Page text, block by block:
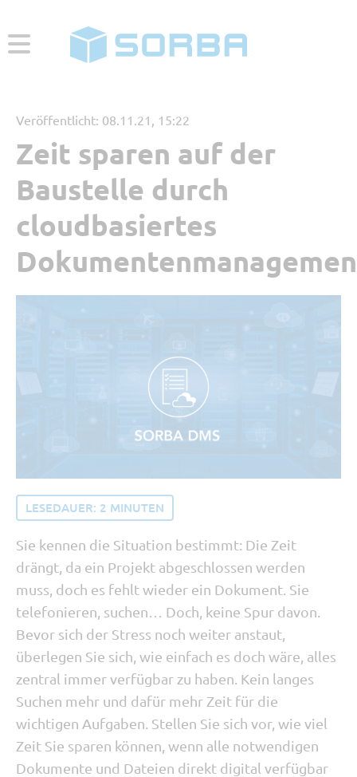
ABONNIERENZUR WEBSEITE
Menü
Aktuelle Beiträge
Beliebt
Kategorien
Buchhaltung und Recht
Veröffentlicht: 08.11.21, 15:22
Zeit sparen auf der
Baustelle durch
cloudbasiertes
LESEDAUER: 2 MINUTEN
Sie kennen die Situation bestimmt: Die Zeit
drängt, da ein Projekt abgeschlossen werden
muss, doch es fehlt wieder ein Dokument. Sie
telefonieren, suchen… Doch, keine Spur davon.
Bevor sich der Stress noch weiter anstaut,
überlegen Sie sich, wie einfach es doch wäre, alles
zentral immer verfügbar zu haben. Kein langes
Suchen mehr und dafür mehr Zeit für die
wichtigen Aufgaben. Stellen Sie sich vor, wie viel
Zeit Sie sparen können, wenn alle notwendigen
Dokumente und Dateien direkt digital verfügbar